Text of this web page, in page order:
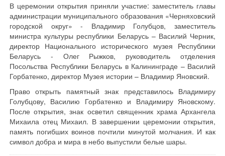
В церемонии открытия приняли участие: заместитель главы
администрации муниципального образования «Черняховский
городской округ» - Владимир Голубцов, заместитель
министра культуры республики Беларусь – Василий Черник,
директор Национального исторического музея Республики
Беларусь - Олег Рыжков, руководитель отделения
Посольства Республики Беларусь в Калининграде – Василий
Горбатенко, директор Музея истории – Владимир Яновский.
Право открыть памятный знак представилось Владимиру
Голубцову, Василию Горбатенко и Владимиру Яновскому.
После открытия, знак осветил священник храма Архангела
Михаила отец Михаил. В завершении церемонии открытия,
память погибших воинов почтили минутой молчания. И как
символ добра и мира в небо выпустили белые шары.